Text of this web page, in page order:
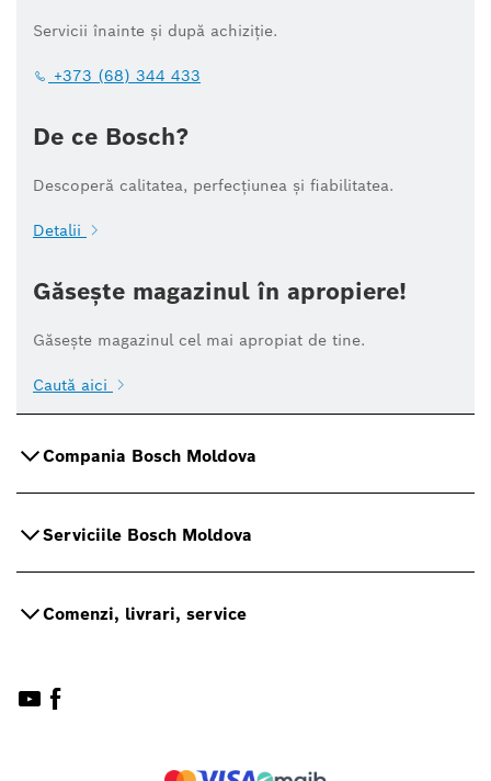
Servicii înainte și după achiziție.
+373 (68) 344 433
De ce Bosch?
Descoperă calitatea, perfecțiunea și fiabilitatea.
Detalii
Găsește magazinul în apropiere!
Găsește magazinul cel mai apropiat de tine.
Caută aici
Compania Bosch Moldova
Serviciile Bosch Moldova
Comenzi, livrari, service